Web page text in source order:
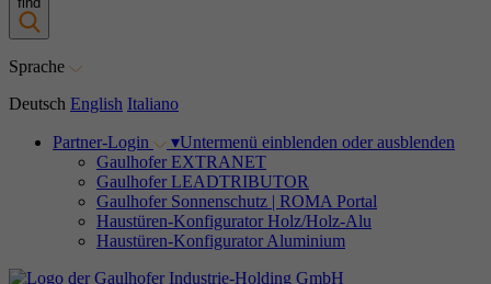
Sprache
Deutsch English Italiano
Partner-Login ▾Untermenü einblenden oder ausblenden
Gaulhofer EXTRANET
Gaulhofer LEADTRIBUTOR
Gaulhofer Sonnenschutz | ROMA Portal
Haustüren-Konfigurator Holz/Holz-Alu
Haustüren-Konfigurator Aluminium